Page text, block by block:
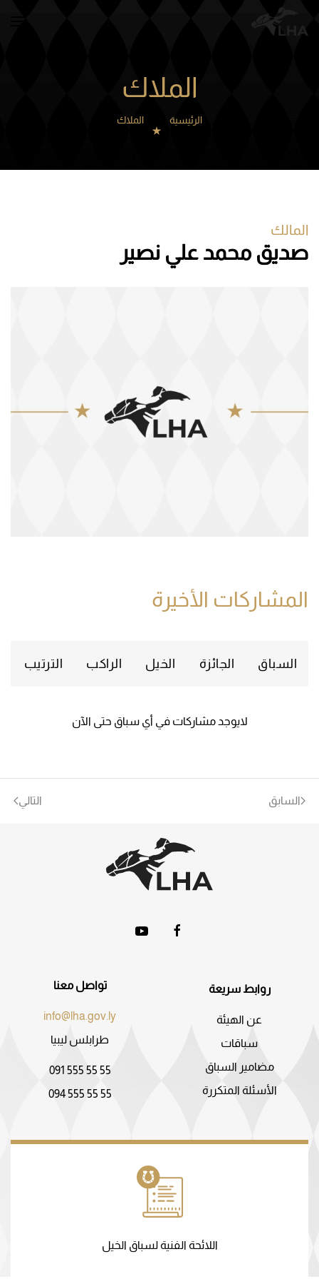
الملاك
الرئيسية الملاك
المالك
صديق محمد علي نصير
المشاركات الأخيرة
السباق الجائزة الخيل الراكب الترتيب
لايوجد مشاركات في أي سباق حتى الآن
السابق التالي
روابط سريعة
عن الهيئة
سباقات
مضامير السباق
الأسئلة المتكررة
تواصل معنا
info@lha.gov.ly
طرابلس ليبيا
091 555 55 55
094 555 55 55
اللائحة الفنية لسباق الخيل